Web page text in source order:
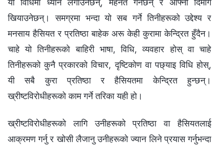
यो विधिमा ध्यान लगाउनेछन्, मेहनत गर्नेछन् र आफ्नो दिमाग
खियाउनेछन्। समग्रमा भन्दा यो सब गर्ने तिनीहरूको उद्देश्य र
मनसाय हैसियत र प्रतिष्ठा बाहेक अरू केही कुरामा केन्द्रित हुँदैन।
चाहे यो तिनीहरूको बाहिरी भाषा, विधि, व्यवहार होस् वा चाहे
तिनीहरूको कुनै प्रकारको विचार, दृष्टिकोण वा पछ्याइ विधि होस्,
यी सबै कुरा प्रतिष्ठा र हैसियतमा केन्द्रित हुन्छन्।
ख्रीष्टविरोधीहरूको काम गर्ने तरिका यही हो।
ख्रीष्टविरोधीहरूको लागि उनीहरूको प्रतिष्ठा वा हैसियतलाई
आक्रमण गर्नु र खोसी लैजानु उनीहरूको ज्यान लिने प्रयास गर्नुभन्दा